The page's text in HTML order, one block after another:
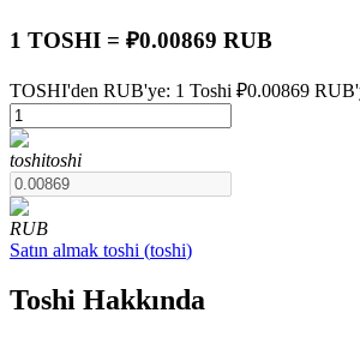
Teminat olarak USDT kullanan vadeli
1 TOSHI = ₽0.00869 RUB
TOSHI'den RUB'ye: 1 Toshi ₽0.00869
toshitoshi
RUB
Satın almak toshi (toshi)
Toshi Hakkında